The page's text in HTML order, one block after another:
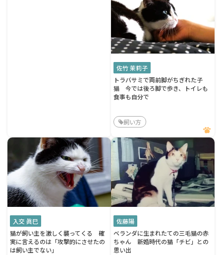
佐竹 茉莉子
トラバサミで両前脚がちぎれた子
猫 今では後ろ脚で歩き、トイレも
食事も自分で
飼い方
入交 眞巳
猫が飼い主を激しく襲ってくる 確
実に言えるのは「攻撃的にさせたの
は飼い主でない」
佐藤陽
ベランダに生まれたての三毛猫の赤
ちゃん 新婚時代の猫「チビ」との
思い出